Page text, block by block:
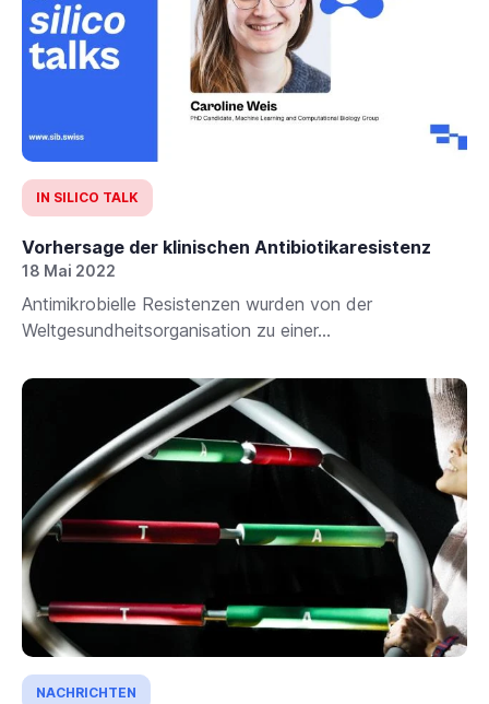
IN SILICO TALK
Vorhersage der klinischen Antibiotikaresistenz
18 Mai 2022
Antimikrobielle Resistenzen wurden von der
Weltgesundheitsorganisation zu einer...
NACHRICHTEN